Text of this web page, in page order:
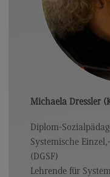
Michaela Dressler
Diplom-
Systemische
(DGSF)
Lehrende für